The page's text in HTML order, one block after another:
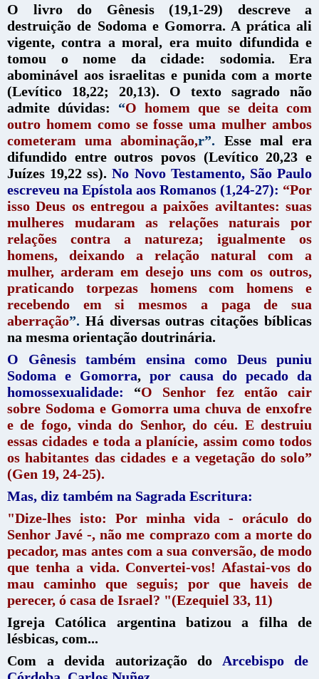
O livro do Gênesis (19,1-29) descreve a
destruição de Sodoma e Gomorra. A prática ali
vigente, contra a moral, era muito difundida e
tomou o nome da cidade: sodomia. Era
abominável aos israelitas e punida com a morte
(Levítico 18,22; 20,13). O texto sagrado não
admite dúvidas: “O homem que se deita com
outro homem como se fosse uma mulher ambos
cometeram uma abominação,r”. Esse mal era
difundido entre outros povos (Levítico 20,23 e
Juízes 19,22 ss). No Novo Testamento, São Paulo
escreveu na Epístola aos Romanos (1,24-27): “Por
isso Deus os entregou a paixões aviltantes: suas
mulheres mudaram as relações naturais por
relações contra a natureza; igualmente os
homens, deixando a relação natural com a
mulher, arderam em desejo uns com os outros,
praticando torpezas homens com homens e
recebendo em si mesmos a paga de sua
aberração”. Há diversas outras citações bíblicas
na mesma orientação doutrinária.
O Gênesis também ensina como Deus puniu
Sodoma e Gomorra, por causa do pecado da
homossexualidade: “O Senhor fez então cair
sobre Sodoma e Gomorra uma chuva de enxofre
e de fogo, vinda do Senhor, do céu. E destruiu
essas cidades e toda a planície, assim como todos
os habitantes das cidades e a vegetação do solo”
(Gen 19, 24-25).
Mas, diz também na Sagrada Escritura:
"Dize-lhes isto: Por minha vida - oráculo do
Senhor Javé -, não me comprazo com a morte do
pecador, mas antes com a sua conversão, de modo
que tenha a vida. Convertei-vos! Afastai-vos do
mau caminho que seguis; por que haveis de
perecer, ó casa de Israel? "(Ezequiel 33, 11)
Igreja Católica argentina batizou a filha de
lésbicas, com...
Com a devida autorização do Arcebispo de